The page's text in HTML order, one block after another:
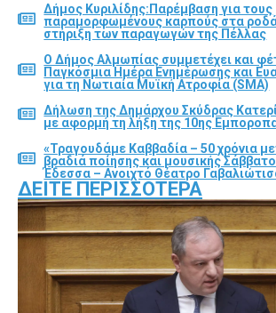
Δήμος Κυριλίδης:Παρέμβαση για τους
παραμορφωμένους καρπούς στα
στήριξη των παραγωγών της Πέλλας
Ο Δήμος Αλμωπίας συμμετέχει και
Παγκόσμια Ημέρα Ενημέρωσης και
για τη Νωτιαία Μυϊκή Ατροφία (SMA)
Δήλωση της Δημάρχου Σκύδρας
με αφορμή τη λήξη της 10ης
«Τραγουδάμε Καββαδία – 50 χρόνια
βραδιά ποίησης και μουσικής
Έδεσσα – Ανοιχτό Θέατρο
ΔΕΊΤΕ ΠΕΡΙΣΣΌΤΕΡΑ